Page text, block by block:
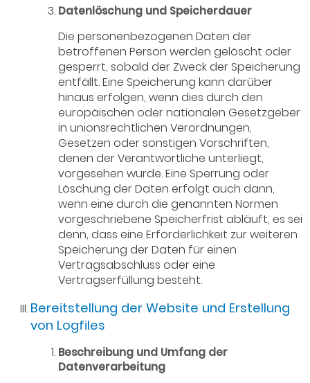
Datenlöschung und Speicherdauer
Die personenbezogenen Daten der
betroffenen Person werden gelöscht oder
gesperrt, sobald der Zweck der Speicherung
entfällt. Eine Speicherung kann darüber
hinaus erfolgen, wenn dies durch den
europäischen oder nationalen Gesetzgeber
in unionsrechtlichen Verordnungen,
Gesetzen oder sonstigen Vorschriften,
denen der Verantwortliche unterliegt,
vorgesehen wurde. Eine Sperrung oder
Löschung der Daten erfolgt auch dann,
wenn eine durch die genannten Normen
vorgeschriebene Speicherfrist abläuft, es sei
denn, dass eine Erforderlichkeit zur weiteren
Speicherung der Daten für einen
Vertragsabschluss oder eine
Vertragserfüllung besteht.
Bereitstellung der Website und Erstellung
von Logfiles
Beschreibung und Umfang der
Datenverarbeitung